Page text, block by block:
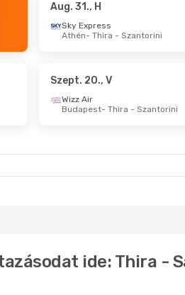
- Thira - Szantorini
- Okt. 1., Cs
Aug. 31., H
Sky Express
Athén- Thira - Szantorini
Szept. 20., V
Wizz Air
Budapest- Thira - Szantorini
ide: Thira -